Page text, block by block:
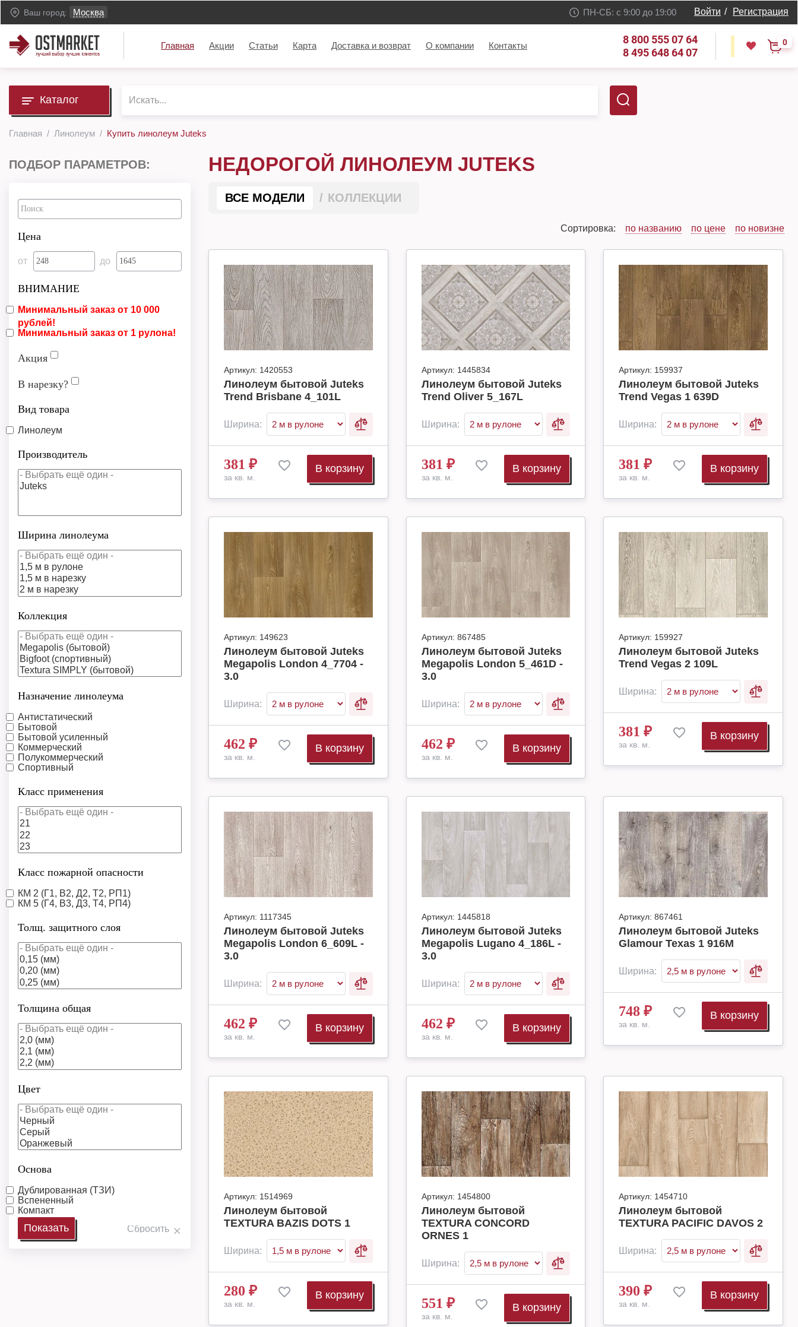
Ваш город: Москва ПН-СБ: с 9:00 до 19:00 Войти / Регистрация
Главная Акции Статьи Карта Доставка и возврат О компании Контакты
8 800 555 07 64
8 495 648 64 07
0
Каталог
Главная Линолеум Купить линолеум Juteks
ПОДБОР ПАРАМЕТРОВ:
Цена
от до
ВНИМАНИЕ
Минимальный заказ от 10 000
рублей!
Минимальный заказ от 1 рулона!
Акция
В нарезку?
Вид товара
Линолеум
Производитель
Ширина линолеума
Коллекция
Назначение линолеума
Антистатический
Бытовой
Бытовой усиленный
Коммерческий
Полукоммерческий
Спортивный
Класс применения
Класс пожарной опасности
КМ 2 (Г1, В2, Д2, Т2, РП1)
КМ 5 (Г4, В3, Д3, Т4, РП4)
Толщ. защитного слоя
Толщина общая
Цвет
Основа
Дублированная (ТЗИ)
Вспененный
Компакт
НЕДОРОГОЙ ЛИНОЛЕУМ JUTEKS
ВСЕ МОДЕЛИ КОЛЛЕКЦИИ
Сортировка: по названию по цене по новизне
Артикул: 1420553
Линолеум бытовой Juteks
Trend Brisbane 4_101L
Ширина:
381 ₽
за кв. м.
В корзину
Артикул: 1445834
Линолеум бытовой Juteks
Trend Oliver 5_167L
Ширина:
381 ₽
за кв. м.
В корзину
Артикул: 159937
Линолеум бытовой Juteks
Trend Vegas 1 639D
Ширина:
381 ₽
за кв. м.
В корзину
Артикул: 149623
Линолеум бытовой Juteks
Megapolis London 4_7704 -
3.0
Ширина:
462 ₽
за кв. м.
В корзину
Артикул: 867485
Линолеум бытовой Juteks
Megapolis London 5_461D -
3.0
Ширина:
462 ₽
за кв. м.
В корзину
Артикул: 159927
Линолеум бытовой Juteks
Trend Vegas 2 109L
Ширина:
381 ₽
за кв. м.
В корзину
Артикул: 1117345
Линолеум бытовой Juteks
Megapolis London 6_609L -
3.0
Ширина:
462 ₽
за кв. м.
В корзину
Артикул: 1445818
Линолеум бытовой Juteks
Megapolis Lugano 4_186L -
3.0
Ширина:
462 ₽
за кв. м.
В корзину
Артикул: 867461
Линолеум бытовой Juteks
Glamour Texas 1 916M
Ширина:
748 ₽
за кв. м.
В корзину
Артикул: 1514969
Линолеум бытовой
TEXTURA BAZIS DOTS 1
Ширина:
280 ₽
за кв. м.
В корзину
Артикул: 1454800
Линолеум бытовой
TEXTURA CONCORD
ORNES 1
Ширина:
551 ₽
за кв. м.
В корзину
Артикул: 1454710
Линолеум бытовой
TEXTURA PACIFIC DAVOS 2
Ширина:
390 ₽
за кв. м.
В корзину